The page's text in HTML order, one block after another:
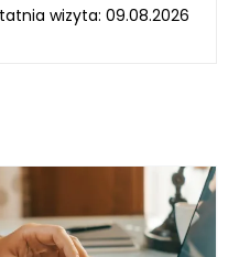
wizyta: 09.08.2026